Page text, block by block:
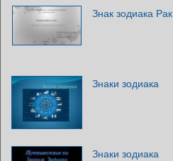
Знак зодиака Рак
Знаки зодиака
Знаки зодиака